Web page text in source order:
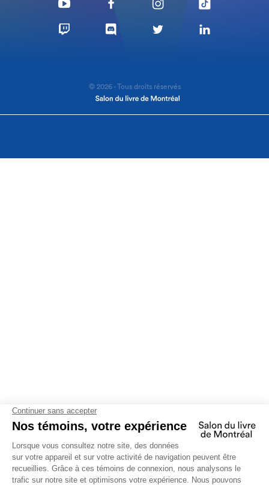
© 2026 - Tous droits réservés